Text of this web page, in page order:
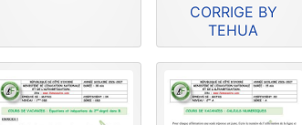
CORRIGE BY
TEHUA